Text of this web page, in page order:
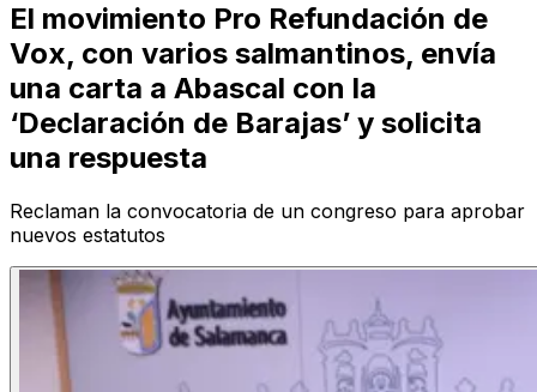
El movimiento Pro Refundación de
Vox, con varios salmantinos, envía
una carta a Abascal con la
‘Declaración de Barajas’ y solicita
una respuesta
Reclaman la convocatoria de un congreso para aprobar
nuevos estatutos